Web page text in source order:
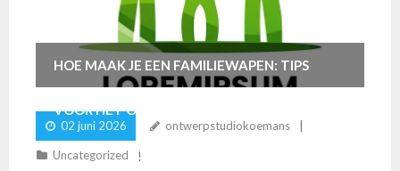
HOE MAAK JE EEN FAMILIEWAPEN: TIPS
VOOR HET ONTWERPEN VAN EEN UNIEK
FAMILIE LOGO
02 juni 2026 ontwerpstudiokoemans
Uncategorized